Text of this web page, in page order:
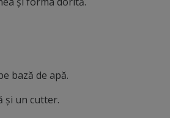
bază de apă.
şi un cutter.